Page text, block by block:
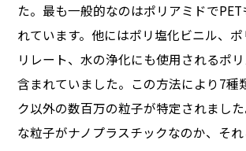
た。最も一般的なのはポリアミドで
れています。他にはポリ塩化ビニル、
リレート、水の浄化にも使用されるポ
含まれていました。この方法により7種
ク以外の数百万の粒子が特定されまし
な粒子がナノプラスチックなのか、そ